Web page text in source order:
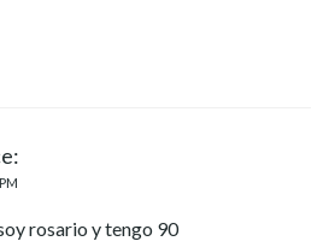
rosario y tengo 90